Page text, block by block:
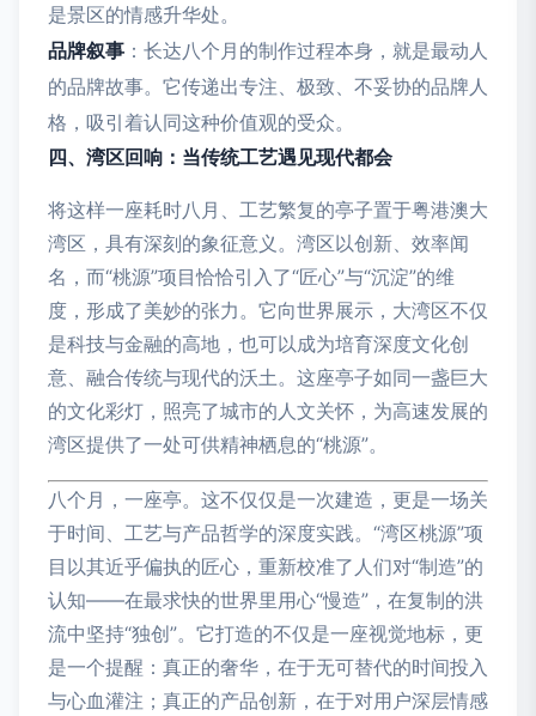
是景区的情感升华处。
品牌叙事 ：长达八个月的制作过程本身，就是最动人
的品牌故事。它传递出专注、极致、不妥协的品牌人
格，吸引着认同这种价值观的受众。
四、湾区回响：当传统工艺遇见现代都会
将这样一座耗时八月、工艺繁复的亭子置于粤港澳大
湾区，具有深刻的象征意义。湾区以创新、效率闻
名，而“桃源”项目恰恰引入了“匠心”与“沉淀”的维
度，形成了美妙的张力。它向世界展示，大湾区不仅
是科技与金融的高地，也可以成为培育深度文化创
意、融合传统与现代的沃土。这座亭子如同一盏巨大
的文化彩灯，照亮了城市的人文关怀，为高速发展的
湾区提供了一处可供精神栖息的“桃源”。
八个月，一座亭。这不仅仅是一次建造，更是一场关
于时间、工艺与产品哲学的深度实践。“湾区桃源”项
目以其近乎偏执的匠心，重新校准了人们对“制造”的
认知——在最求快的世界里用心“慢造”，在复制的洪
流中坚持“独创”。它打造的不仅是一座视觉地标，更
是一个提醒：真正的奢华，在于无可替代的时间投入
与心血灌注；真正的产品创新，在于对用户深层情感